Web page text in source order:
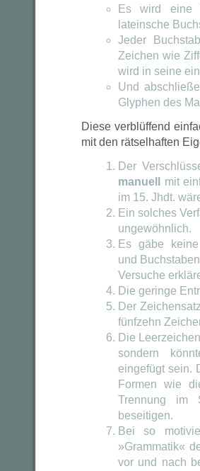
Es wird eine
lateinsche
Jeder
Zeichen wie
wird in seine
Und
Glyphen des
Diese verblüffend
mit den rätselhaften
Der
manuell
mit
im 15. Jhdt.
Ein solches
ungewöhnlich.
Es gäbe keine
und
Versuche
Die geringe
Der
fünfzehn
Die
sondern
eingefügt sein.
Formen wie
Trennung im
beseitigen.
Bei so
»Grammatik«
vor und nach